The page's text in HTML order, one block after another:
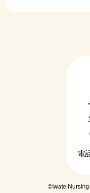
電
©Iwate Nursing